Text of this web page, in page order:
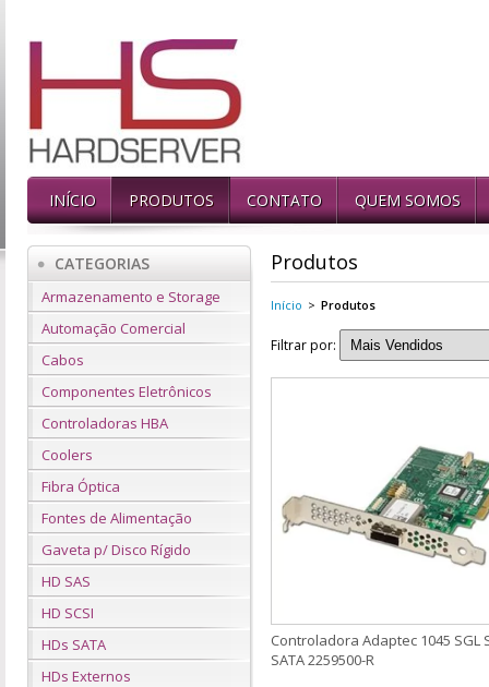
INÍCIO PRODUTOS CONTATO QUEM SOMOS
CATEGORIAS
Armazenamento e Storage
Automação Comercial
Cabos
Componentes Eletrônicos
Controladoras HBA
Coolers
Fibra Óptica
Fontes de Alimentação
Gaveta p/ Disco Rígido
HD SAS
HD SCSI
HDs SATA
HDs Externos
Produtos
Início > Produtos
Filtrar por:
Controladora Adaptec 1045 SGL
SATA 2259500-R